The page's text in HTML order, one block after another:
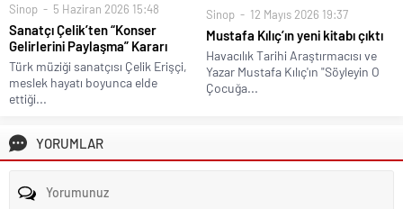
Sinop 5 Haziran 2026 15:48
Sanatçı Çelik’ten “Konser
Gelirlerini Paylaşma” Kararı
Türk müziği sanatçısı Çelik Erişçi,
meslek hayatı boyunca elde
ettiği...
Sinop 12 Mayıs 2026 19:37
Mustafa Kılıç’ın yeni kitabı çıktı
Havacılık Tarihi Araştırmacısı ve
Yazar Mustafa Kılıç'ın "Söyleyin O
Çocuğa...
YORUMLAR